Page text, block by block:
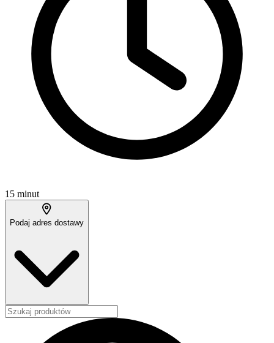
15 minut
Podaj adres dostawy